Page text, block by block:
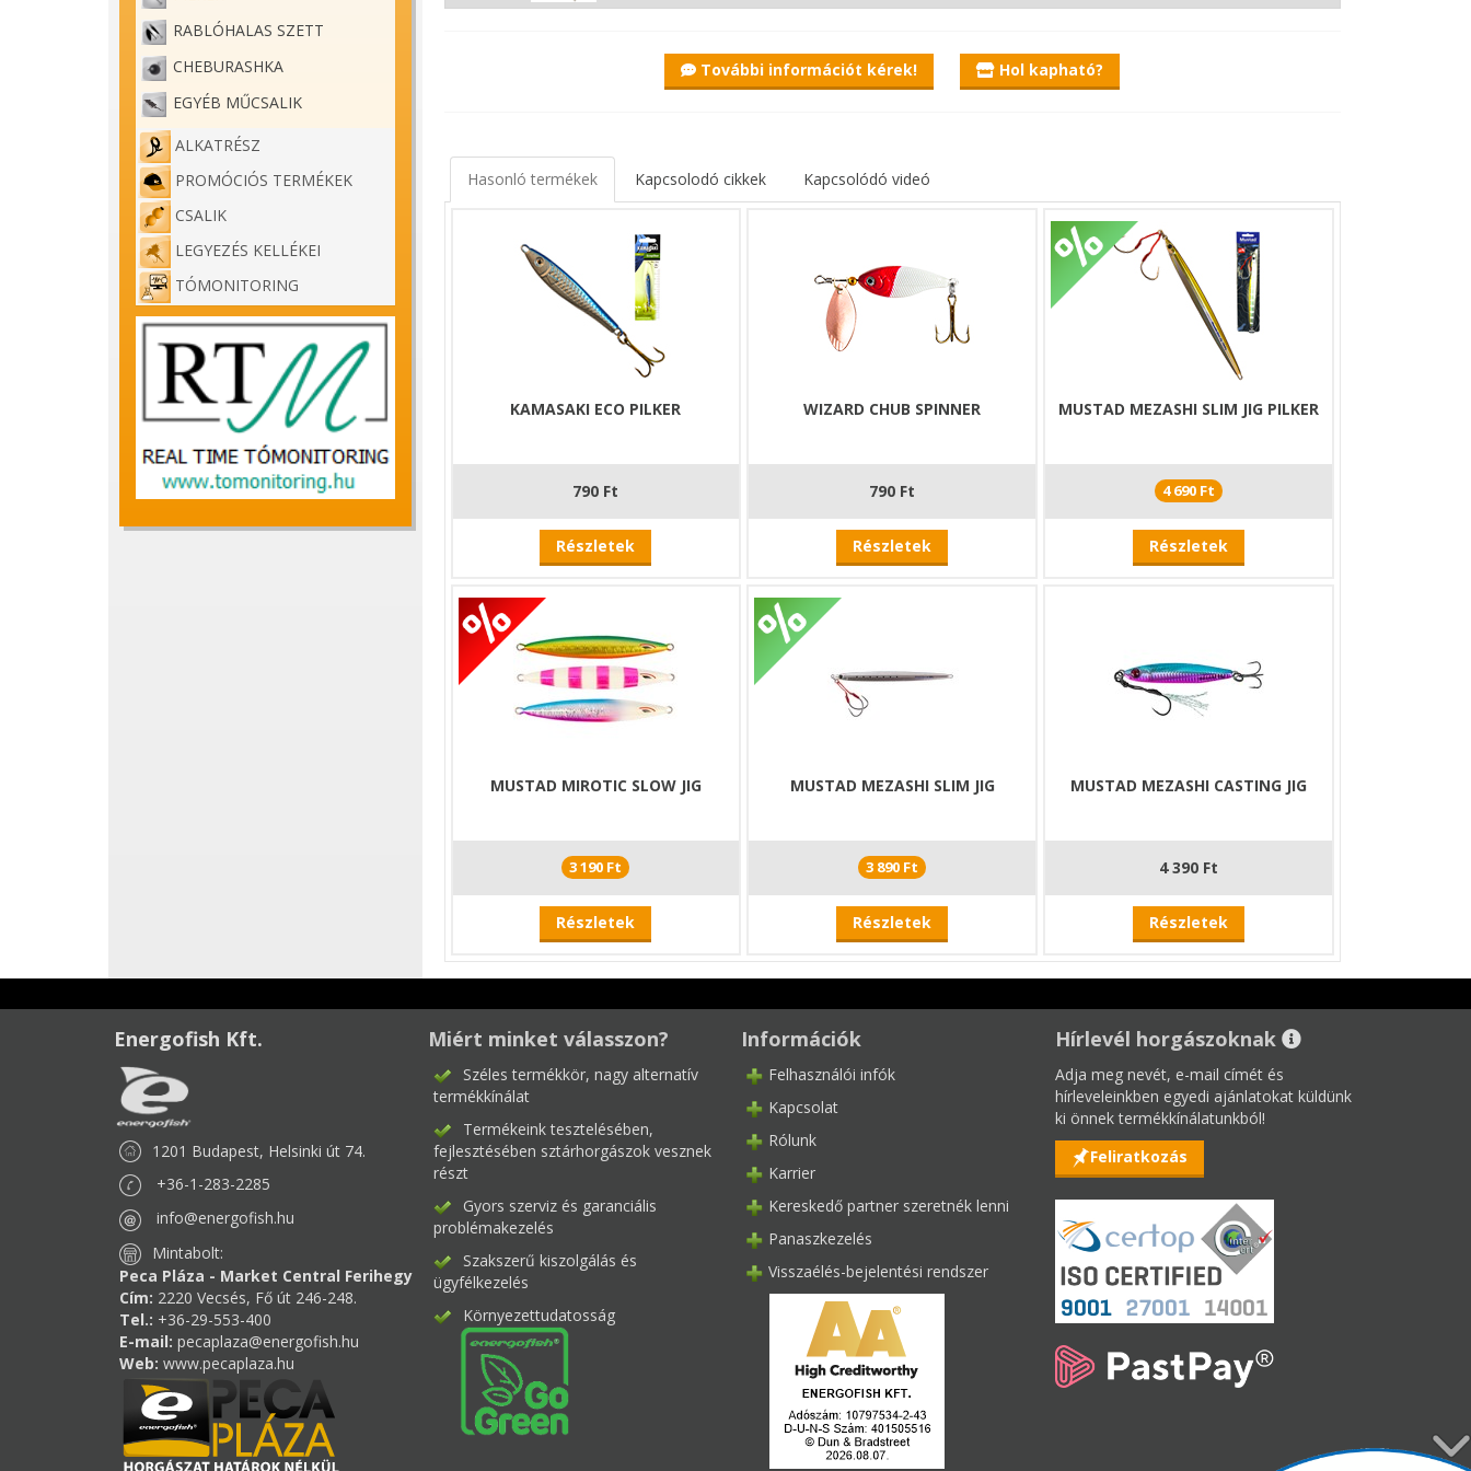
RABLÓHALAS SZETT
CHEBURASHKA
EGYÉB MŰCSALIK
ALKATRÉSZ
PROMÓCIÓS TERMÉKEK
CSALIK
LEGYEZÉS KELLÉKEI
TÓMONITORING
További információt kérek! Hol kapható?
Hasonló termékek Kapcsolodó cikkek Kapcsolódó videó
KAMASAKI ECO PILKER
790 Ft
Részletek
WIZARD CHUB SPINNER
790 Ft
Részletek
MUSTAD MEZASHI SLIM JIG PILKER
4 690 Ft
Részletek
MUSTAD MIROTIC SLOW JIG
3 190 Ft
Részletek
MUSTAD MEZASHI SLIM JIG
3 890 Ft
Részletek
MUSTAD MEZASHI CASTING JIG
4 390 Ft
Részletek
Energofish Kft.
1201 Budapest, Helsinki út 74.
+36-1-283-2285
info@energofish.hu
Mintabolt:
Peca Pláza - Market Central Ferihegy
Cím: 2220 Vecsés, Fő út 246-248.
Tel.: +36-29-553-400
E-mail: pecaplaza@energofish.hu
Web: www.pecaplaza.hu
Miért minket válasszon?
Széles termékkör, nagy alternatív
termékkínálat
Termékeink tesztelésében,
fejlesztésében sztárhorgászok vesznek
részt
Gyors szerviz és garanciális
problémakezelés
Szakszerű kiszolgálás és
ügyfélkezelés
Környezettudatosság
Információk
Felhasználói infók
Kapcsolat
Rólunk
Karrier
Kereskedő partner szeretnék lenni
Panaszkezelés
Visszaélés-bejelentési rendszer
Hírlevél horgászoknak
Adja meg nevét, e-mail címét és
hírleveleinkben egyedi ajánlatokat küldünk
ki önnek termékkínálatunkból!
Feliratkozás